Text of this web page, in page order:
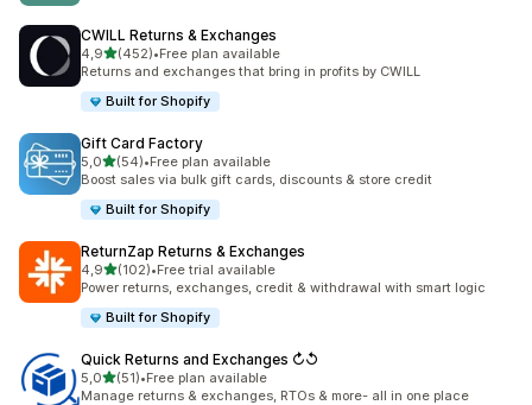
CWILL Returns & Exchanges
4,9z 5 hvězd
(452)
Celkový počet recenzí: 452
•Free plan available
Returns and exchanges that bring in profits by CWILL
Built for Shopify
Gift Card Factory
5,0z 5 hvězd
(54)
Celkový počet recenzí: 54
•Free plan available
Boost sales via bulk gift cards, discounts & store credit
Built for Shopify
ReturnZap Returns & Exchanges
4,9z 5 hvězd
(102)
Celkový počet recenzí: 102
•Free trial available
Power returns, exchanges, credit & withdrawal with smart logic
Built for Shopify
Quick Returns and Exchanges ↻↺
5,0z 5 hvězd
(51)
Celkový počet recenzí: 51
•Free plan available
Manage returns & exchanges, RTOs & more- all in one place